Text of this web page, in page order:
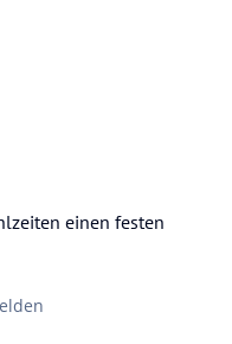
einen festen